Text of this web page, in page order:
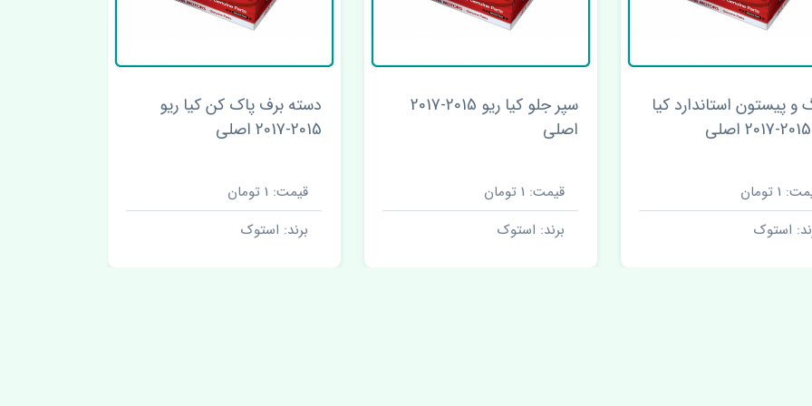
و پیستون استاندارد کیا
1 تومان
استوک
سپر جلو کیا ریو 2015-2017
اصلی
قیمت: 1 تومان
برند: استوک
دسته برف پاک کن کیا ریو
2015-2017 اصلی
قیمت: 1 تومان
برند: استوک